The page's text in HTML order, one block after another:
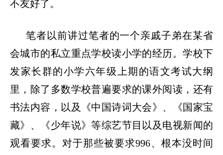
不友好了。
笔者以前讲过笔者的一个亲戚子弟在某省
会城市的私立重点学校读小学的经历。学校下
发家长群的小学六年级上期的语文考试大纲
里，除了多数学校普遍要求的课外阅读，还有
书法内容，以及《中国诗词大会》、《国家宝
藏》、《少年说》等综艺节目以及电视新闻的
观看要求。对于那些被要求996、根本没时间